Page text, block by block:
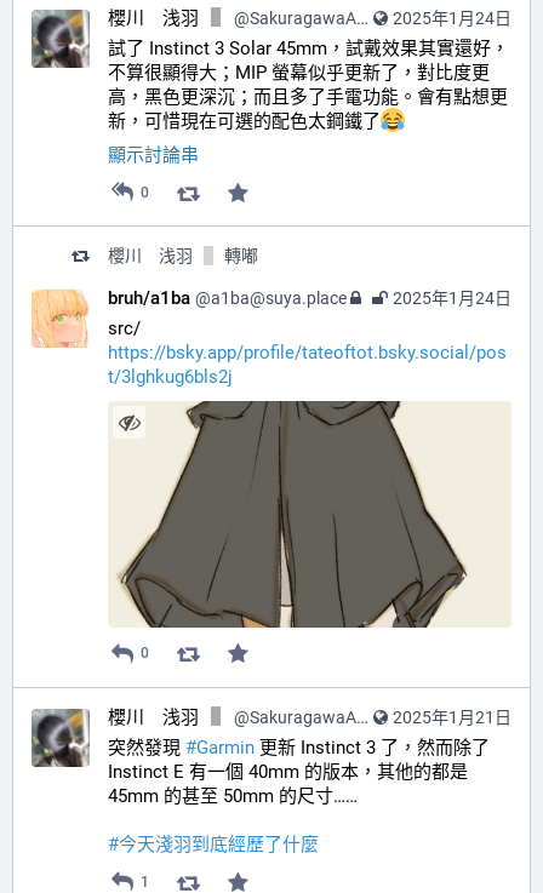
2025年1月24日
櫻川 浅羽 @SakuragawaAsaba@hub.sakuragawa.moe
試了 Instinct 3 Solar 45mm，試戴效果其實還好，
不算很顯得大；MIP 螢幕似乎更新了，對比度更
高，黑色更深沉；而且多了手電功能。會有點想更
新，可惜現在可選的配色太鋼鐵了
顯示討論串
0
櫻川 浅羽 轉嘟
2025年1月24日
bruh/a1ba @a1ba@suya.place
src/
https://bsky.app/profile/tateoftot.bsky.social/pos
t/3lghkug6bls2j
0
2025年1月21日
櫻川 浅羽 @SakuragawaAsaba@hub.sakuragawa.moe
突然發現 #Garmin 更新 Instinct 3 了，然而除了
Instinct E 有一個 40mm 的版本，其他的都是
45mm 的甚至 50mm 的尺寸……
#今天淺羽到底經歷了什麼
1